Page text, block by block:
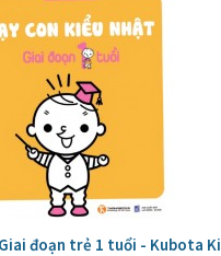
đoạn trẻ 1 tuổi - Kubota